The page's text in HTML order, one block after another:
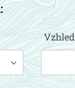
Vzhled